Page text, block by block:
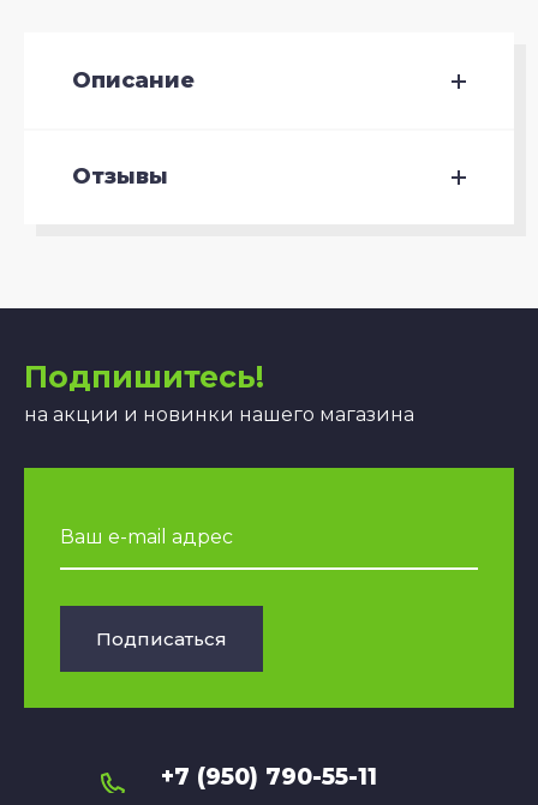
Описание
Отзывы
Подпишитесь!
на акции и новинки нашего магазина
Подписаться
+7 (950) 790-55-11